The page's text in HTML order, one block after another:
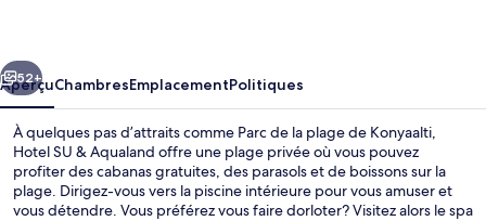
Aqualand
Suivant
52+
AperçuChambresEmplacementPolitiques
À quelques pas d’attraits comme Parc de la plage de Konyaalti,
Hotel SU & Aqualand offre une plage privée où vous pouvez
profiter des cabanas gratuites, des parasols et de boissons sur la
plage. Dirigez-vous vers la piscine intérieure pour vous amuser et
vous détendre. Vous préférez vous faire dorloter? Visitez alors le spa